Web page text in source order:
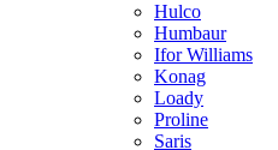
Hulco
Humbaur
Ifor Williams
Konag
Loady
Proline
Saris